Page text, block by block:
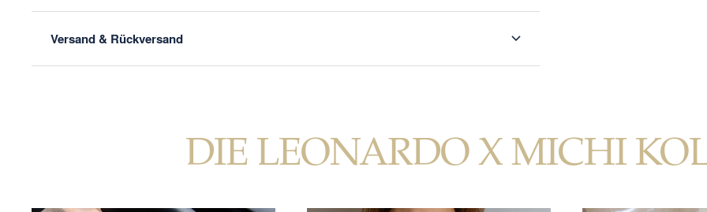
Versand & Rückversand
DIE LEONARDO X MICHI